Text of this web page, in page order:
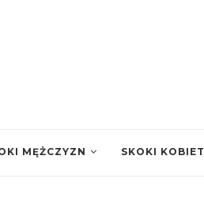
MĘŻCZYZN SKOKI KOBIET